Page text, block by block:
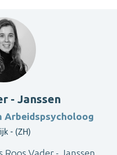
- Janssen
Arbeidspsycholoog
- (ZH)